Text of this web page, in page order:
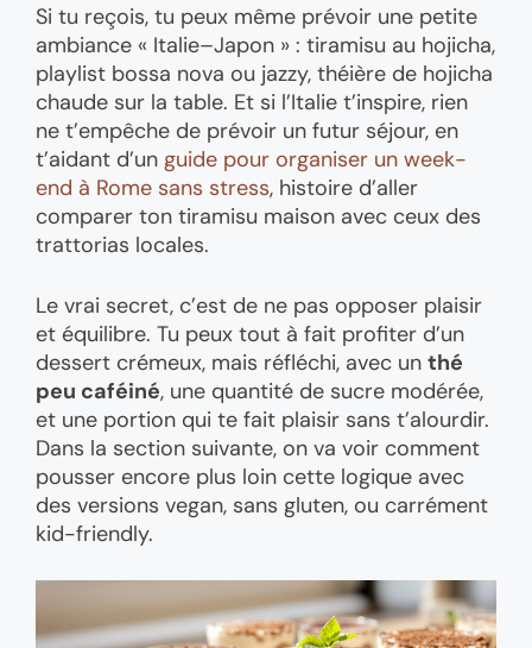
Si tu reçois, tu peux même prévoir une petite
ambiance « Italie–Japon » : tiramisu au hojicha,
playlist bossa nova ou jazzy, théière de hojicha
chaude sur la table. Et si l’Italie t’inspire, rien
ne t’empêche de prévoir un futur séjour, en
t’aidant d’un guide pour organiser un week-
end à Rome sans stress, histoire d’aller
comparer ton tiramisu maison avec ceux des
trattorias locales.
Le vrai secret, c’est de ne pas opposer plaisir
et équilibre. Tu peux tout à fait profiter d’un
dessert crémeux, mais réfléchi, avec un thé
peu caféiné, une quantité de sucre modérée,
et une portion qui te fait plaisir sans t’alourdir.
Dans la section suivante, on va voir comment
pousser encore plus loin cette logique avec
des versions vegan, sans gluten, ou carrément
kid-friendly.